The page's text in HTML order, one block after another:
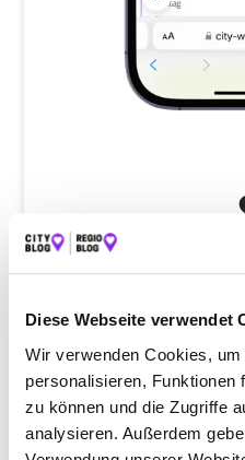
Diese Webseite verwendet
Wir verwenden Cookies,
personalisieren, Funktionen
zu können und die Zugriffe
analysieren. Außerdem
2 CONTENT
LEISTUNGSUMFANG